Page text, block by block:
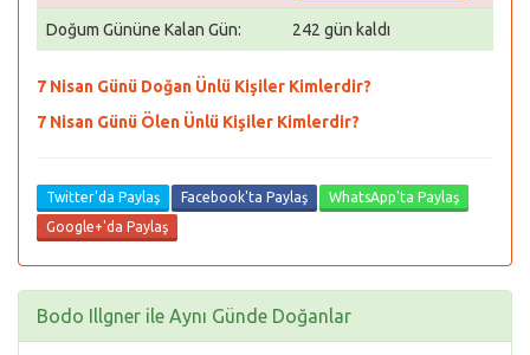
Doğum Gününe Kalan Gün: 242 gün kaldı
7 Nisan Günü Doğan Ünlü Kişiler Kimlerdir?
7 Nisan Günü Ölen Ünlü Kişiler Kimlerdir?
Twitter'da Paylaş Facebook'ta Paylaş
WhatsApp'ta Paylaş
Google+'da Paylaş
Bodo Illgner ile Aynı Günde Doğanlar